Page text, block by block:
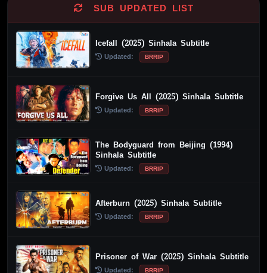
SUB UPDATED LIST
Icefall (2025) Sinhala Subtitle
Updated: BRRIP
Forgive Us All (2025) Sinhala Subtitle
Updated: BRRIP
The Bodyguard from Beijing (1994)
Sinhala Subtitle
Updated: BRRIP
Afterburn (2025) Sinhala Subtitle
Updated: BRRIP
Prisoner of War (2025) Sinhala Subtitle
Updated: BRRIP